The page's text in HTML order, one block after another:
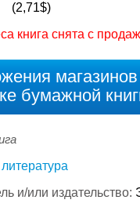
(2,71$)
книга снята с
бумажной
и/или издательство: